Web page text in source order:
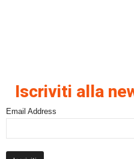
Iscriviti alla
Email Address